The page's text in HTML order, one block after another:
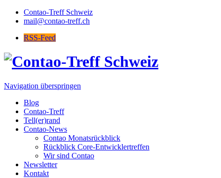
Contao-Treff Schweiz
mail@contao-treff.ch
RSS-Feed
Navigation überspringen
Blog
Contao-Treff
Tell(er)rand
Contao-News
Contao Monatsrückblick
Rückblick Core-Entwicklertreffen
Wir sind Contao
Newsletter
Kontakt